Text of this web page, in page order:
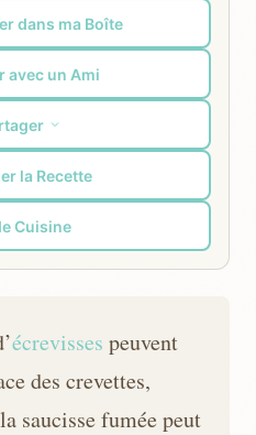
dans ma Boîte
avec un Ami
la Recette
Cuisine
écrevisses peuvent
des crevettes,
saucisse fumée peut